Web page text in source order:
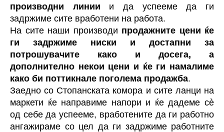
производни линии и да успееме да ги
задржиме сите вработени на работа.
На сите наши производи продажните цени ќе
ги задржиме ниски и достапни за
потрошувачите како и досега, а
дополнително некои цени и ќе ги намалиме
како би поттикнале поголема продажба.
Заедно со Стопанската комора и сите ланци на
маркети ќе направиме напори и ќе дадеме сè
од себе да успееме, вработените да ги работно
ангажираме со цел да ги задржиме работните